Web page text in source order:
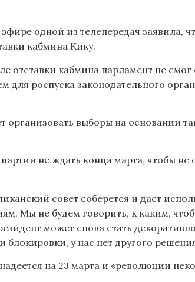
одной из телепередач заявила,
кабмина Кику.
отставки кабмина парламент не
для роспуска законодательного
организовать выборы на основании
не ждать конца марта, чтобы не
совет соберется и даст
Мы не будем говорить, к каким,
может снова стать
блокировки, у нас нет другого
на 23 марта и «революции